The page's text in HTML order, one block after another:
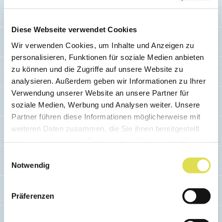
Diese Webseite verwendet Cookies
Wir verwenden Cookies, um Inhalte und Anzeigen zu
personalisieren, Funktionen für soziale Medien anbieten
zu können und die Zugriffe auf unsere Website zu
analysieren. Außerdem geben wir Informationen zu Ihrer
Verwendung unserer Website an unsere Partner für
soziale Medien, Werbung und Analysen weiter. Unsere
Partner führen diese Informationen möglicherweise mit
weiteren Daten zusammen, die Sie ihnen bereitgestellt
Notwendig
Präferenzen
Qu'est-ce qu'on mange?
Manger est vital pour l'être humain! Mais
que contiennent exactement les aliments
que nous mangeons? Teste tes
connaissances avec ce quiz!
En savoir plus...